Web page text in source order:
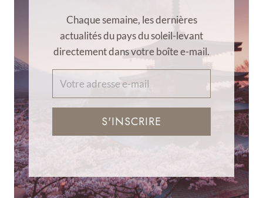
Chaque semaine, les dernières
actualités du pays du soleil-levant
directement dans votre boîte e-mail.
S'INSCRIRE